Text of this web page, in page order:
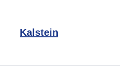
Kalstein